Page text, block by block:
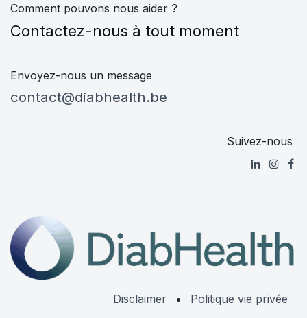
Comment pouvons nous aider ?
Contactez-nous à tout moment
Envoyez-nous un message
contact@diabhealth.be
Suivez-nous
Disclaimer • Politique vie privée